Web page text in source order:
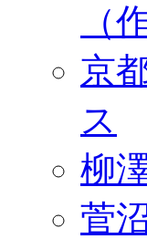
（
京
ス
柳
菅